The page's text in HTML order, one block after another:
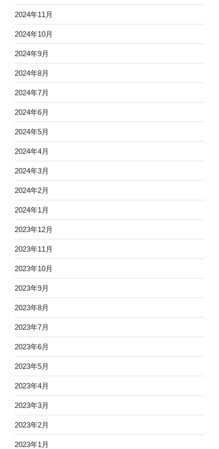
2024年11月
2024年10月
2024年9月
2024年8月
2024年7月
2024年6月
2024年5月
2024年4月
2024年3月
2024年2月
2024年1月
2023年12月
2023年11月
2023年10月
2023年9月
2023年8月
2023年7月
2023年6月
2023年5月
2023年4月
2023年3月
2023年2月
2023年1月